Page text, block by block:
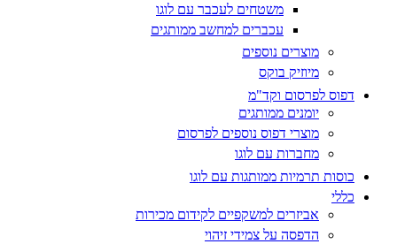
משטחים לעכבר עם לוגו
עכברים למחשב ממותגים
מוצרים נוספים
מיוזיק בוקס
דפוס לפרסום וקד"מ
יומנים ממותגים
מוצרי דפוס נוספים לפרסום
מחברות עם לוגו
כוסות תרמיות ממותגות עם לוגו
כללי
אביזרים למשקפיים לקידום מכירות
הדפסה על צמידי זיהוי